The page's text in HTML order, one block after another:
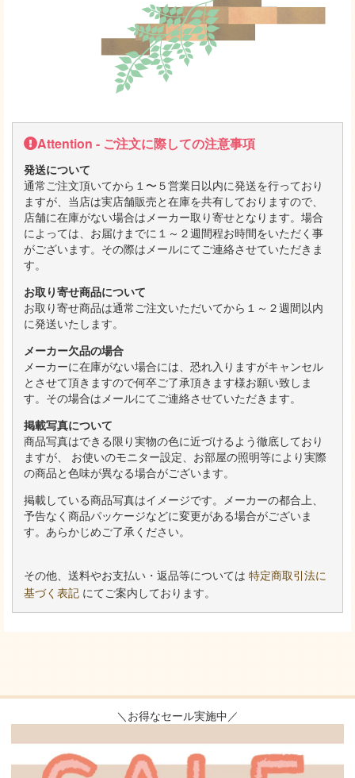
Attention - ご注文に際しての注意事項
発送について
通常ご注文頂いてから１〜５営業日以内に発送を行っており
ますが、当店は実店舗販売と在庫を共有しておりますので、
店舗に在庫がない場合はメーカー取り寄せとなります。場合
によっては、お届けまでに１～２週間程お時間をいただく事
がございます。その際はメールにてご連絡させていただきま
す。
お取り寄せ商品について
お取り寄せ商品は通常ご注文いただいてから１～２週間以内
に発送いたします。
メーカー欠品の場合
メーカーに在庫がない場合には、恐れ入りますがキャンセル
とさせて頂きますので何卒ご了承頂きます様お願い致しま
す。その場合はメールにてご連絡させていただきます。
掲載写真について
商品写真はできる限り実物の色に近づけるよう徹底しており
ますが、 お使いのモニター設定、お部屋の照明等により実際
の商品と色味が異なる場合がございます。
掲載している商品写真はイメージです。メーカーの都合上、
予告なく商品パッケージなどに変更がある場合がございま
す。あらかじめご了承ください。
その他、送料やお支払い・返品等については 特定商取引法に
基づく表記 にてご案内しております。
＼お得なセール実施中／